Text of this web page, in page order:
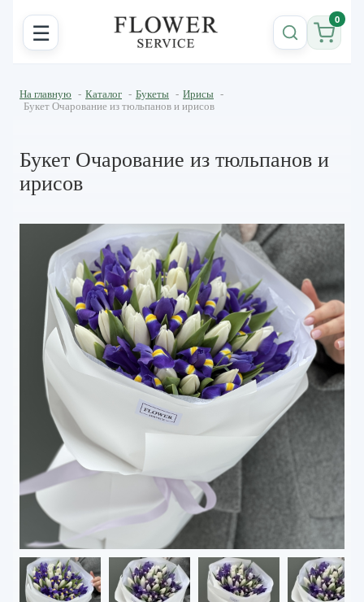
☰ 0
На главную - Каталог - Букеты - Ирисы -
Букет Очарование из тюльпанов и ирисов
Букет Очарование из тюльпанов и
ирисов